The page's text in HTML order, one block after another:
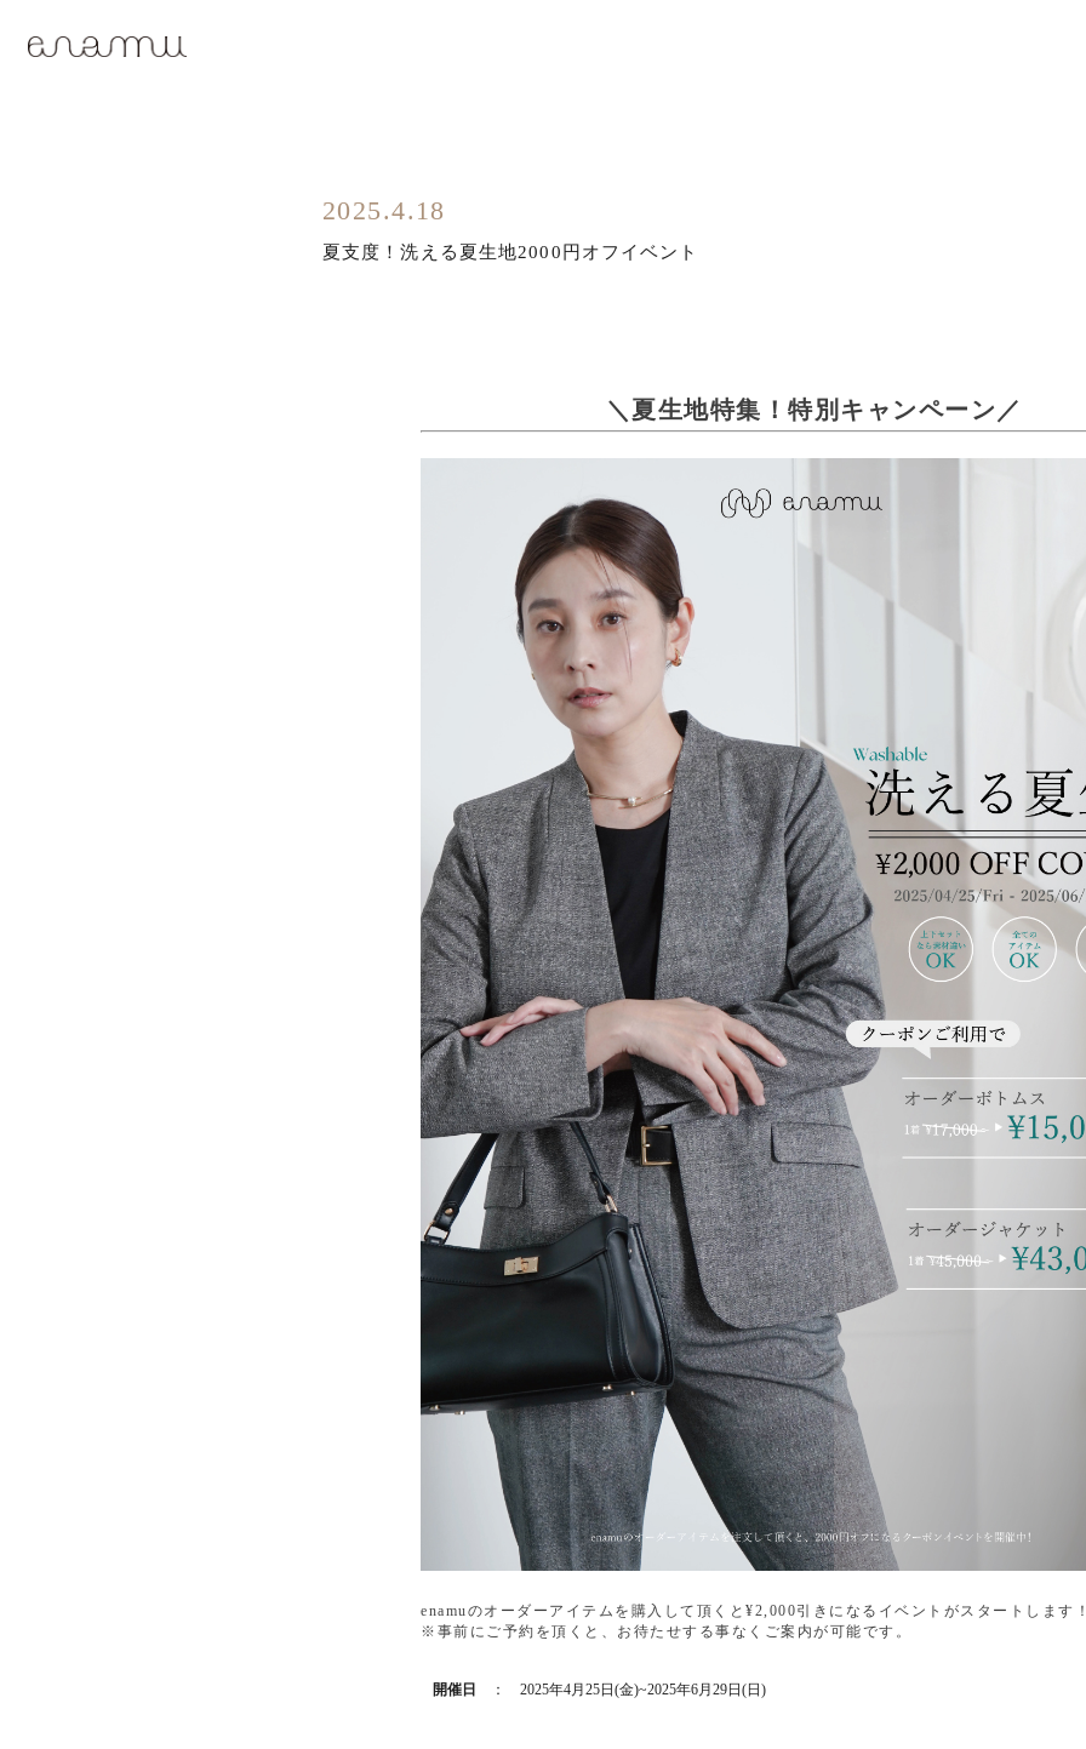
2025.4.18
夏支度！洗える夏生地2000円オフイベント
＼夏生地特集！特別キャンペーン／
enamuのオーダーアイテムを購入して頂くと¥2,000引きになるイベントがスタートします
※事前にご予約を頂くと、お待たせする事なくご案内が可能です。
開催日 ： 2025年4月25日(金)~2025年6月29日(日)